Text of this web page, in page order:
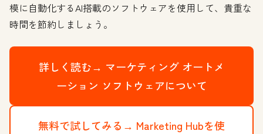
模に自動化するAI搭載のソフトウェアを使用して、貴重な
時間を節約しましょう。
詳しく読む→ マーケティング オートメ
ーション ソフトウェアについて
無料で試してみる→ Marketing Hubを使